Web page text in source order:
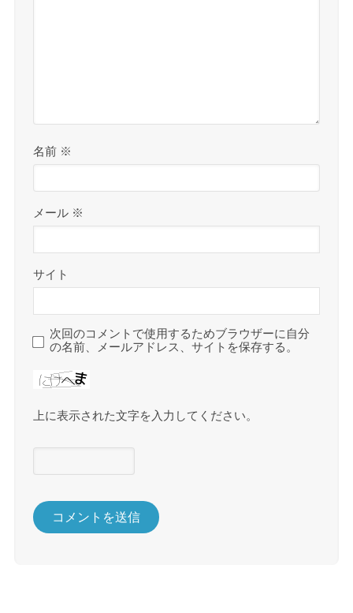
名前 ※
メール ※
サイト
次回のコメントで使用するためブラウザーに自分
の名前、メールアドレス、サイトを保存する。
上に表示された文字を入力してください。